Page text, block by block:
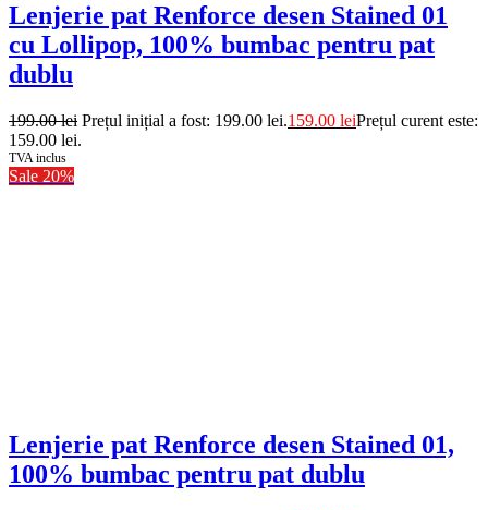
Lenjerie pat Renforce desen Stained 01
cu Lollipop, 100% bumbac pentru pat
dublu
199.00lei Prețul inițial a fost: 199.00 lei.159.00 leiPrețul curent este:
159.00 lei.
TVA inclus
Sale 20%
Lenjerie pat Renforce desen Stained 01,
100% bumbac pentru pat dublu